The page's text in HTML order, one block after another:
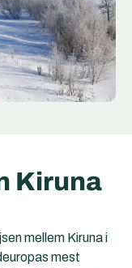
Kiruna
mellem Kiruna i
mest